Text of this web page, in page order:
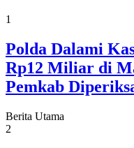
1
Polda Dalami
Rp12 Miliar di
Pemkab
Berita Utama
2